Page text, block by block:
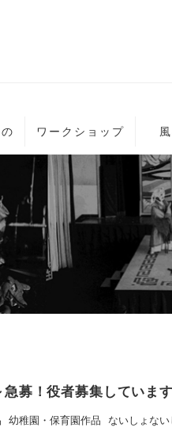
ワークショップ
募！役者募集しています
幼稚園・保育園作品 ないしょな